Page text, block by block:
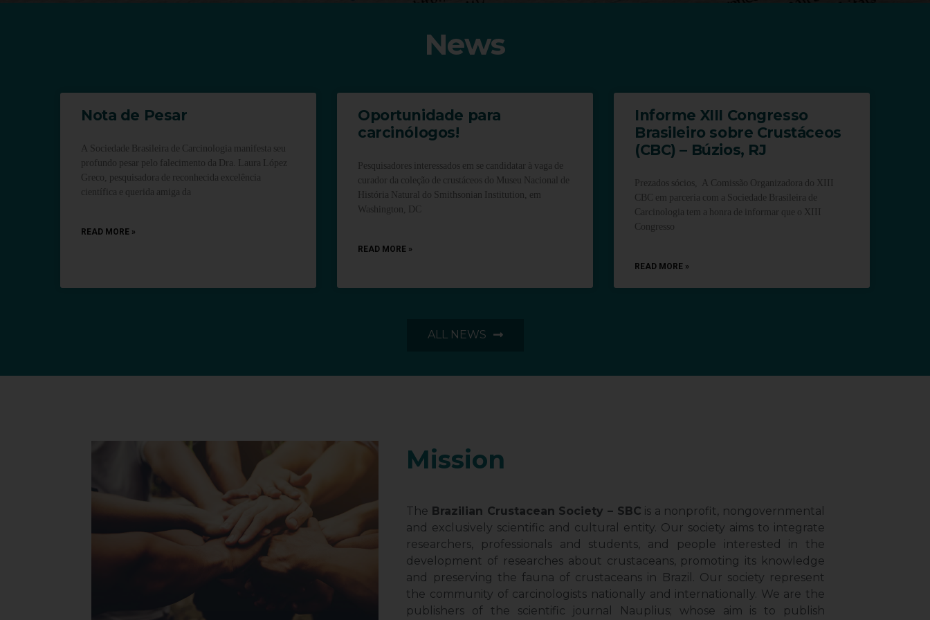
News
Nota de Pesar
A Sociedade Brasileira de Carcinologia manifesta seu
profundo pesar pelo falecimento da Dra. Laura López
Greco, pesquisadora de reconhecida excelência
científica e querida amiga da
READ MORE »
Oportunidade para
carcinólogos!
Pesquisadores interessados em se candidatar à vaga de
curador da coleção de crustáceos do Museu Nacional de
História Natural do Smithsonian Institution, em
Washington, DC
READ MORE »
Informe XIII Congresso
Brasileiro sobre Crustáceos
(CBC) – Búzios, RJ
Prezados sócios, A Comissão Organizadora do XIII
CBC em parceria com a Sociedade Brasileira de
Carcinologia tem a honra de informar que o XIII
Congresso
READ MORE »
ALL NEWS
Mission
The Brazilian Crustacean Society – SBC is a nonprofit, nongovernmental
and exclusively scientific and cultural entity. Our society aims to integrate
researchers, professionals and students, and people interested in the
development of researches about crustaceans, promoting its knowledge
and preserving the fauna of crustaceans in Brazil. Our society represent
the community of carcinologists nationally and internationally. We are the
publishers of the scientific journal Nauplius; whose aim is to publish